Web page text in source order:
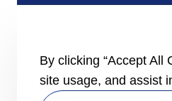
By clicking “Accept All
site usage, and assist